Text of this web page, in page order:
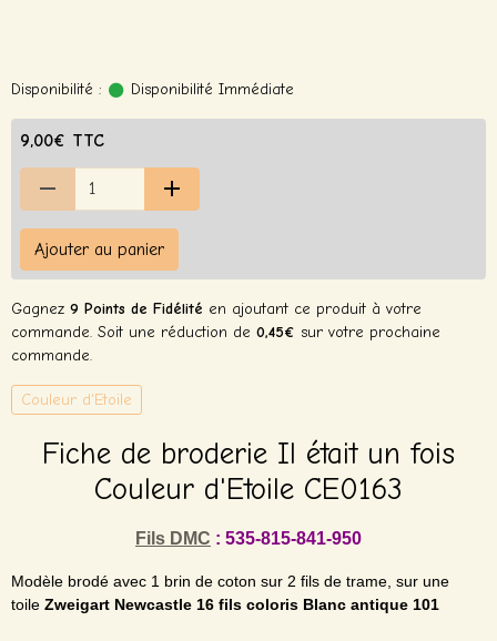
Disponibilité : Disponibilité Immédiate
9,00€ TTC
Ajouter au panier
Gagnez 9 Points de Fidélité en ajoutant ce produit à votre
commande. Soit une réduction de 0,45€ sur votre prochaine
commande.
Couleur d'Etoile
Fiche de broderie Il était un fois
Couleur d'Etoile CE0163
Fils DMC : 535-815-841-950
Modèle brodé avec 1 brin de coton sur 2 fils de trame, sur une
toile Zweigart Newcastle 16 fils coloris Blanc antique 101